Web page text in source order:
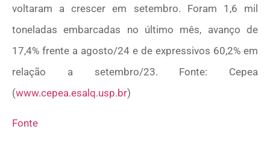
voltaram a crescer em setembro. Foram 1,6 mil
toneladas embarcadas no último mês, avanço de
17,4% frente a agosto/24 e de expressivos 60,2% em
relação a setembro/23. Fonte: Cepea
(www.cepea.esalq.usp.br)
Fonte